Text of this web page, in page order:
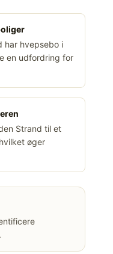
har hvepsebo i
en udfordring for
Strand til et
øger